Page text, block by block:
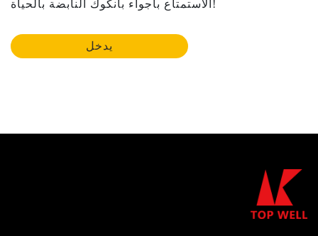
الاستمتاع بأجواء بانكوك النابضة بالحياة!
يدخل